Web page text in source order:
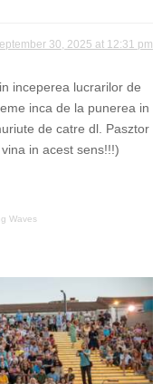
30, 2025 at 12:31 pm
inceperea lucrarilor de
inca de la punerea in
de catre dl. Pasztor
in acest sens!!!)
Waves